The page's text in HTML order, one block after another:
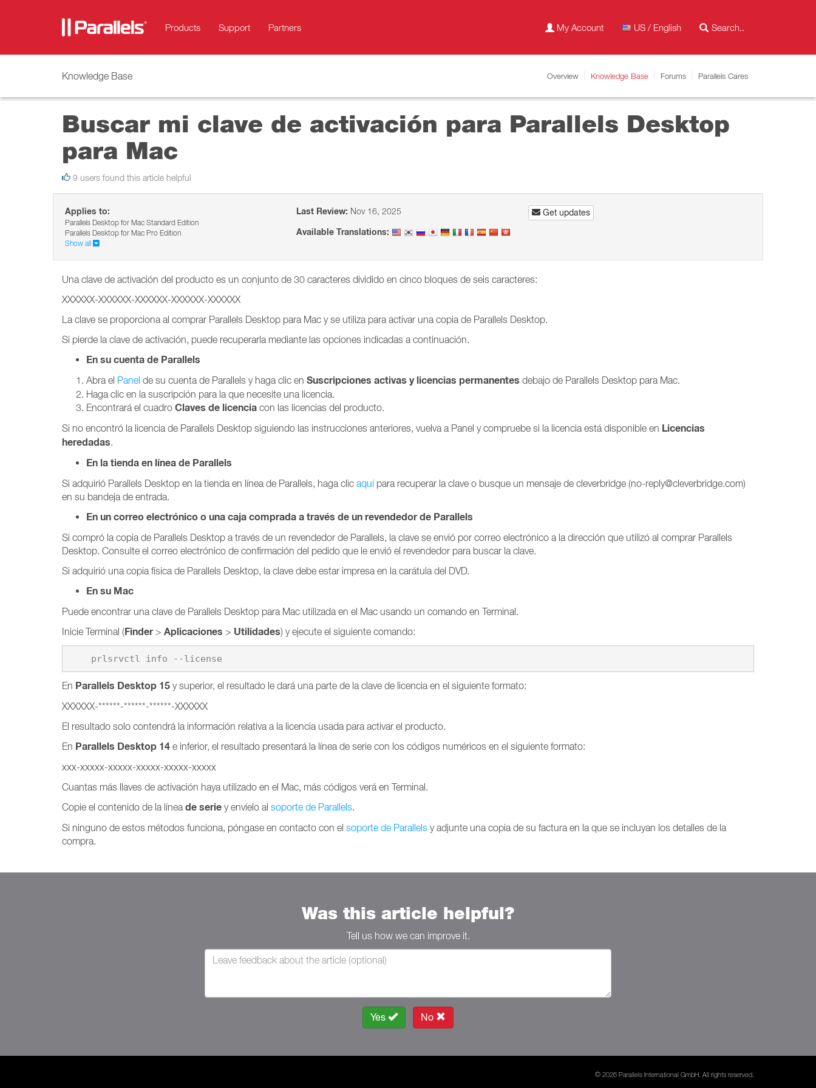
Products Support Partners My Account US / English
Knowledge Base Overview Knowledge Base Forums Parallels Cares
Buscar mi clave de activación para Parallels Desktop
para Mac
9 users found this article helpful
Applies to:
Parallels Desktop for Mac Standard Edition
Parallels Desktop for Mac Pro Edition
Show all
Last Review: Nov 16, 2025
Available Translations:
Get updates
Una clave de activación del producto es un conjunto de 30 caracteres dividido en cinco bloques de seis caracteres:
XXXXXX-XXXXXX-XXXXXX-XXXXXX-XXXXXX
La clave se proporciona al comprar Parallels Desktop para Mac y se utiliza para activar una copia de Parallels Desktop.
Si pierde la clave de activación, puede recuperarla mediante las opciones indicadas a continuación.
En su cuenta de Parallels
Abra el Panel de su cuenta de Parallels y haga clic en Suscripciones activas y licencias permanentes debajo de Parallels Desktop para Mac.
Haga clic en la suscripción para la que necesite una licencia.
Encontrará el cuadro Claves de licencia con las licencias del producto.
Si no encontró la licencia de Parallels Desktop siguiendo las instrucciones anteriores, vuelva a Panel y compruebe si la licencia está disponible en Licencias
heredadas.
En la tienda en línea de Parallels
Si adquirió Parallels Desktop en la tienda en línea de Parallels, haga clic aquípara recuperar la clave o busque un mensaje de cleverbridge (no-reply@cleverbridge.com)
en su bandeja de entrada.
En un correo electrónico o una caja comprada a través de un revendedor de Parallels
Si compró la copia de Parallels Desktop a través de un revendedor de Parallels, la clave se envió por correo electrónico a la dirección que utilizó al comprar Parallels
Desktop. Consulte el correo electrónico de confirmación del pedido que le envió el revendedor para buscar la clave.
Si adquirió una copia física de Parallels Desktop, la clave debe estar impresa en la carátula del DVD.
En su Mac
Puede encontrar una clave de Parallels Desktop para Mac utilizada en el Mac usando un comando en Terminal.
Inicie Terminal (Finder> Aplicaciones > Utilidades) y ejecute el siguiente comando:
    prlsrvctl info --license
En Parallels Desktop 15 y superior, el resultado le dará una parte de la clave de licencia en el siguiente formato:
XXXXXX-******-******-******-XXXXXX
El resultado solo contendrá la información relativa a la licencia usada para activar el producto.
En Parallels Desktop 14 e inferior, el resultado presentará la línea de serie con los códigos numéricos en el siguiente formato:
xxx-xxxxx-xxxxx-xxxxx-xxxxx-xxxxx
Cuantas más llaves de activación haya utilizado en el Mac, más códigos verá en Terminal.
Copie el contenido de la línea de serie y envíelo al soporte de Parallels.
Si ninguno de estos métodos funciona, póngase en contacto con el soporte de Parallels y adjunte una copia de su factura en la que se incluyan los detalles de la
compra.
Was this article helpful?
Tell us how we can improve it.
Yes No
© 2026 Parallels International GmbH. All rights reserved.